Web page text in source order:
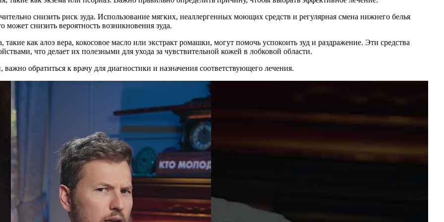
снизить риск зуда. Использование мягких, неаллергенных моющих средств и регулярная смена нижнего белья
снизить вероятность возникновения зуда.
такие как алоэ вера, кокосовое масло или экстракт ромашки, могут помочь успокоить зуд и раздражение. Эти средства
что делает их полезными для ухода за чувствительной кожей в лобковой области.
обратиться к врачу для диагностики и назначения соответствующего лечения.